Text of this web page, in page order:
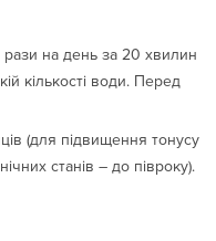
рази на день за 20 хвилин
кількості води. Перед
(для підвищення тонусу
станів – до півроку).